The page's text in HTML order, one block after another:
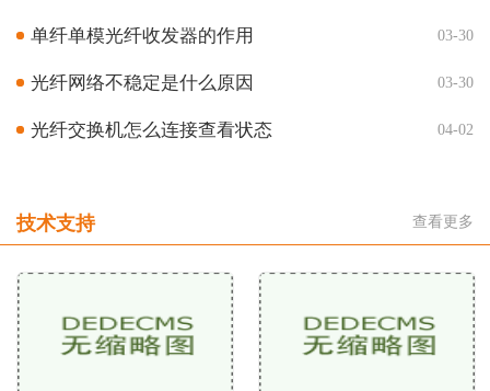
单纤单模光纤收发器的作用 03-30
光纤网络不稳定是什么原因 03-30
光纤交换机怎么连接查看状态 04-02
技术支持 查看更多